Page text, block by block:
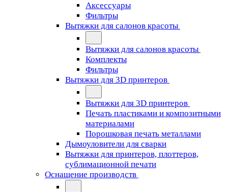
Аксессуары
Фильтры
Вытяжки для салонов красоты
Вытяжки для салонов красоты
Комплекты
Фильтры
Вытяжки для 3D принтеров
Вытяжки для 3D принтеров
Печать пластиками и композитными
материалами
Порошковая печать металлами
Дымоуловители для сварки
Вытяжки для принтеров, плоттеров,
сублимационной печати
Оснащение производств